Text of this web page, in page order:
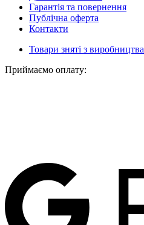
Гарантія та повернення
Публічна оферта
Контакти
Товари зняті з виробництва
Приймаємо оплату: